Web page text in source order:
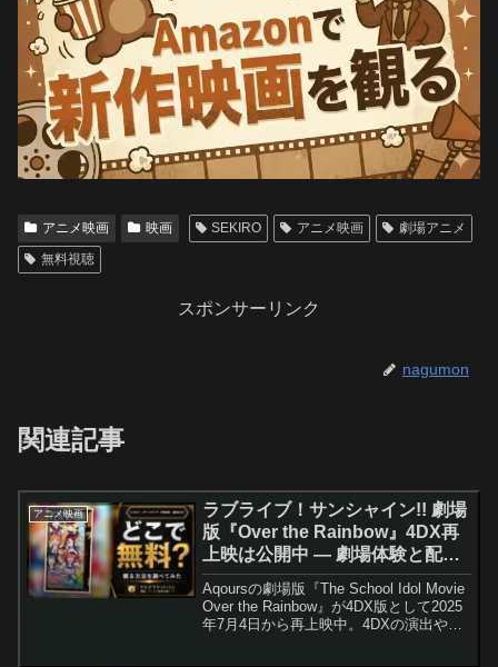
アニメ映画 映画 SEKIRO アニメ映画
劇場アニメ
無料視聴
スポンサーリンク
nagumon
関連記事
アニメ映画
ラブライブ！サンシャイン!! 劇場
版『Over the Rainbow』4DX再
上映は公開中 — 劇場体験と配信
状況まとめ
Aqoursの劇場版『The School Idol Movie
Over the Rainbow』が4DX版として2025
年7月4日から再上映中。4DXの演出や劇